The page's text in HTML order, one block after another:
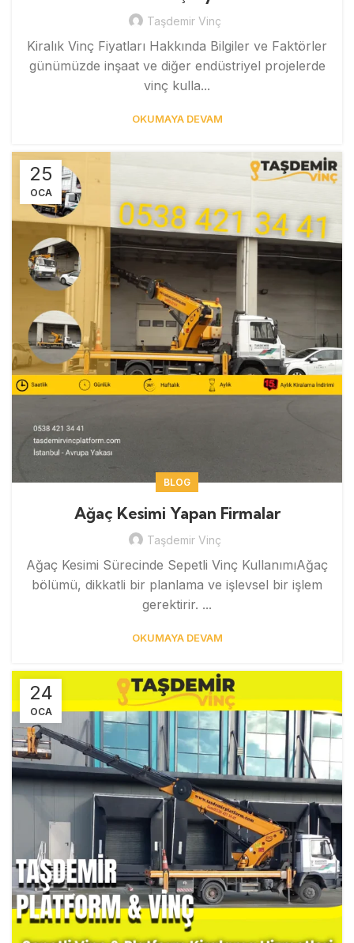
Taşdemir Vinç
Kiralık Vinç Fiyatları Hakkında Bilgiler ve Faktörler
günümüzde inşaat ve diğer endüstriyel projelerde
vinç kulla...
OKUMAYA DEVAM
25
OCA
BLOG
Ağaç Kesimi Yapan Firmalar
Taşdemir Vinç
Ağaç Kesimi Sürecinde Sepetli Vinç KullanımıAğaç
bölümü, dikkatli bir planlama ve işlevsel bir işlem
gerektirir. ...
OKUMAYA DEVAM
24
OCA